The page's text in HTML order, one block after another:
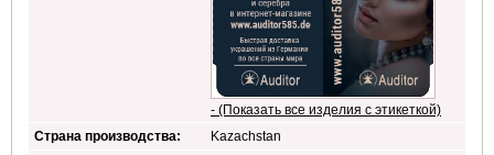
- (Показать все изделия с этикеткой)
Страна производства:
Kazachstan